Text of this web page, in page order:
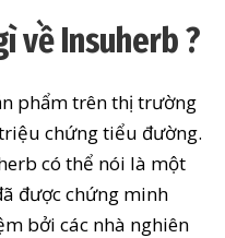
về Insuherb ?
phẩm trên thị trường
chứng tiểu đường.
có thể nói là một
được chứng minh
bởi các nhà nghiên